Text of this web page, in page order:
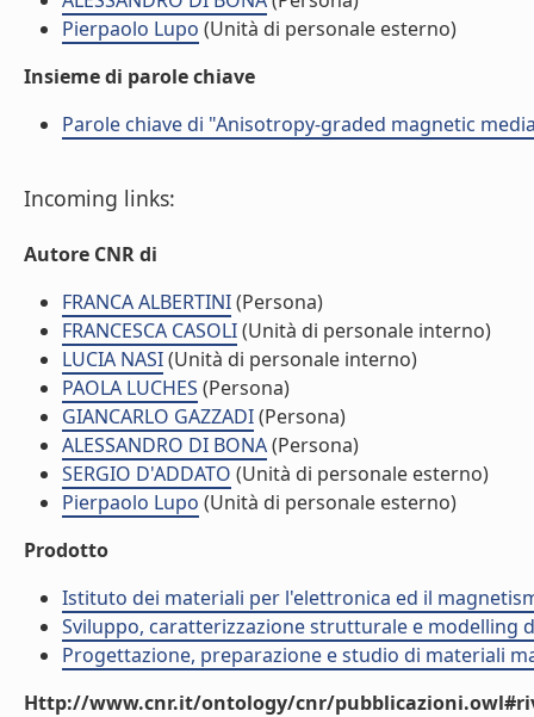
Pierpaolo Lupo (Unità di personale esterno)
Insieme di parole chiave
Parole chiave di "Anisotropy-graded magnetic
Incoming links:
Autore CNR di
FRANCA ALBERTINI(Persona)
FRANCESCA CASOLI(Unità di personale interno)
LUCIA NASI(Unità di personale interno)
PAOLA LUCHES (Persona)
GIANCARLO GAZZADI(Persona)
ALESSANDRO DI BONA(Persona)
SERGIO D'ADDATO (Unità di personale esterno)
Pierpaolo Lupo (Unità di personale esterno)
Prodotto
Istituto dei materiali per l'elettronica ed il
Sviluppo, caratterizzazione strutturale e modelling
Progettazione, preparazione e studio di materiali
Http://www.cnr.it/ontology/cnr/